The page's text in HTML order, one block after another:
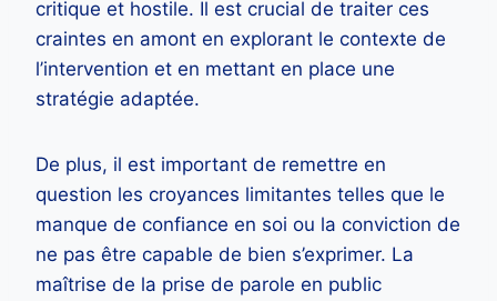
critique et hostile. Il est crucial de traiter ces
craintes en amont en explorant le contexte de
l’intervention et en mettant en place une
stratégie adaptée.
De plus, il est important de remettre en
question les croyances limitantes telles que le
manque de confiance en soi ou la conviction de
ne pas être capable de bien s’exprimer. La
maîtrise de la prise de parole en public